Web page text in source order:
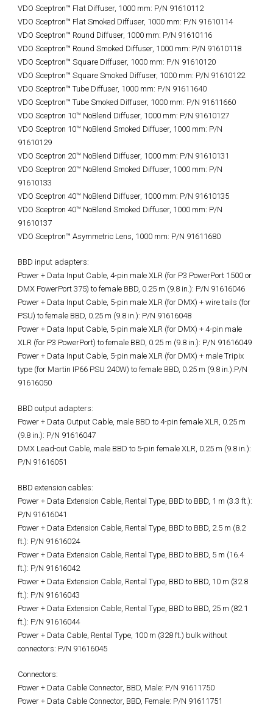
VDO Sceptron™ Flat Diffuser, 1000 mm: P/N 91610112
VDO Sceptron™ Flat Smoked Diffuser, 1000 mm: P/N 91610114
VDO Sceptron™ Round Diffuser, 1000 mm: P/N 91610116
VDO Sceptron™ Round Smoked Diffuser, 1000 mm: P/N 91610118
VDO Sceptron™ Square Diffuser, 1000 mm: P/N 91610120
VDO Sceptron™ Square Smoked Diffuser, 1000 mm: P/N 91610122
VDO Sceptron™ Tube Diffuser, 1000 mm: P/N 91611640
VDO Sceptron™ Tube Smoked Diffuser, 1000 mm: P/N 91611660
VDO Sceptron 10™ NoBlend Diffuser, 1000 mm: P/N 91610127
VDO Sceptron 10™ NoBlend Smoked Diffuser, 1000 mm: P/N
91610129
VDO Sceptron 20™ NoBlend Diffuser, 1000 mm: P/N 91610131
VDO Sceptron 20™ NoBlend Smoked Diffuser, 1000 mm: P/N
91610133
VDO Sceptron 40™ NoBlend Diffuser, 1000 mm: P/N 91610135
VDO Sceptron 40™ NoBlend Smoked Diffuser, 1000 mm: P/N
91610137
VDO Sceptron™ Asymmetric Lens, 1000 mm: P/N 91611680
BBD input adapters:
Power + Data Input Cable, 4-pin male XLR (for P3 PowerPort 1500 or
DMX PowerPort 375) to female BBD, 0.25 m (9.8 in.): P/N 91616046
Power + Data Input Cable, 5-pin male XLR (for DMX) + wire tails (for
PSU) to female BBD, 0.25 m (9.8 in.): P/N 91616048
Power + Data Input Cable, 5-pin male XLR (for DMX) + 4-pin male
XLR (for P3 PowerPort) to female BBD, 0.25 m (9.8 in.): P/N 91616049
Power + Data Input Cable, 5-pin male XLR (for DMX) + male Tripix
type (for Martin IP66 PSU 240W) to female BBD, 0.25 m (9.8 in.):P/N
91616050
BBD output adapters:
Power + Data Output Cable, male BBD to 4-pin female XLR, 0.25 m
(9.8 in.): P/N 91616047
DMX Lead-out Cable, male BBD to 5-pin female XLR, 0.25 m (9.8 in.):
P/N 91616051
BBD extension cables:
Power + Data Extension Cable, Rental Type, BBD to BBD, 1 m (3.3 ft.):
P/N 91616041
Power + Data Extension Cable, Rental Type, BBD to BBD, 2.5 m (8.2
ft.): P/N 91616024
Power + Data Extension Cable, Rental Type, BBD to BBD, 5 m (16.4
ft.): P/N 91616042
Power + Data Extension Cable, Rental Type, BBD to BBD, 10 m (32.8
ft.): P/N 91616043
Power + Data Extension Cable, Rental Type, BBD to BBD, 25 m (82.1
ft.): P/N 91616044
Power + Data Cable, Rental Type, 100 m (328 ft.) bulk without
connectors: P/N 91616045
Connectors:
Power + Data Cable Connector, BBD, Male: P/N 91611750
Power + Data Cable Connector, BBD, Female: P/N 91611751